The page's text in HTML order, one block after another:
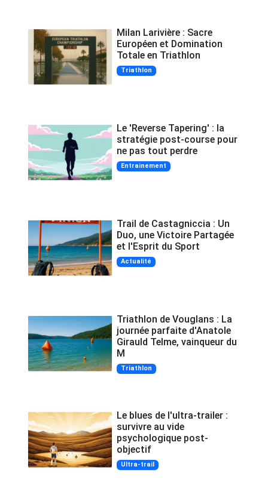
Milan Larivière : Sacre
Européen et Domination
Totale en Triathlon
Triathlon
Le 'Reverse Tapering' : la
stratégie post-course pour
ne pas tout perdre
Entrainement
Trail de Castagniccia : Un
Duo, une Victoire Partagée
et l'Esprit du Sport
Actualité
Triathlon de Vouglans : La
journée parfaite d'Anatole
Girauld Telme, vainqueur du
M
Triathlon
Le blues de l'ultra-trailer :
survivre au vide
psychologique post-
objectif
Ultra-trail